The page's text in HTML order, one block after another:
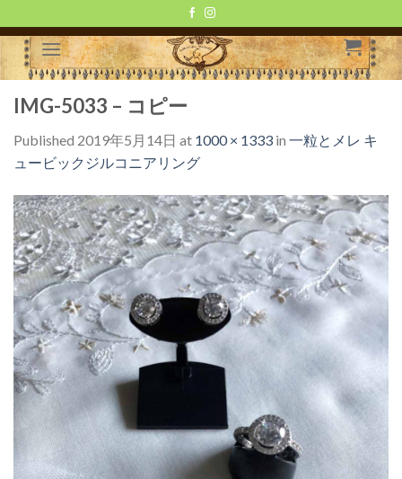
to
content
IMG-5033 – コピー
Published 2019年5月14日 at 1000 × 1333 in 一粒とメレ キ
ュービックジルコニアリング